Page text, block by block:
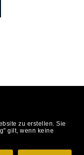
zu erstellen. Sie
gilt, wenn keine